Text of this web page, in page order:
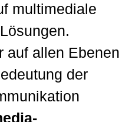
multimediale
auf allen Ebenen
der